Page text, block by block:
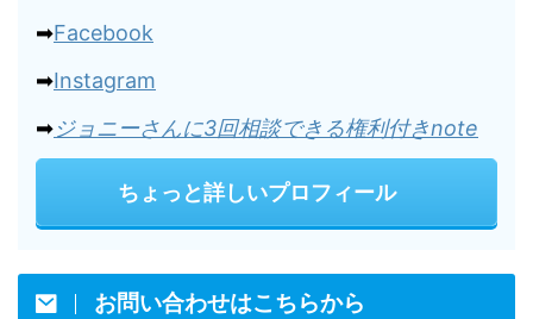
➡Facebook
➡Instagram
➡ジョニーさんに3回相談できる権利付きnote
ちょっと詳しいプロフィール
お問い合わせはこちらから